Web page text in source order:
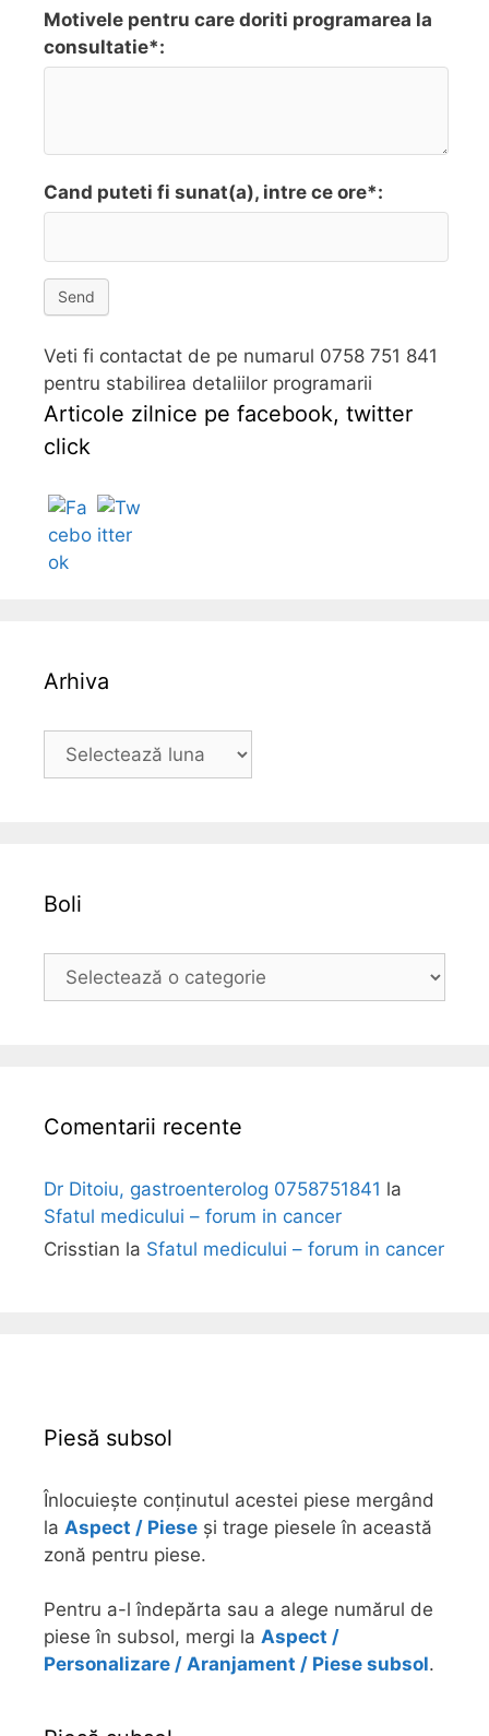
Motivele pentru care doriti programarea la
consultatie*:
Cand puteti fi sunat(a), intre ce ore*:
Send
Veti fi contactat de pe numarul 0758 751 841
pentru stabilirea detaliilor programarii
Articole zilnice pe facebook, twitter
click
Arhiva
Boli
Comentarii recente
Dr Ditoiu, gastroenterolog 0758751841 la
Sfatul medicului – forum in cancer
Crisstian la Sfatul medicului – forum in cancer
Piesă subsol
Înlocuiește conținutul acestei piese mergând
la Aspect / Piese și trage piesele în această
zonă pentru piese.
Pentru a-l îndepărta sau a alege numărul de
piese în subsol, mergi la Aspect /
Personalizare / Aranjament / Piese subsol.